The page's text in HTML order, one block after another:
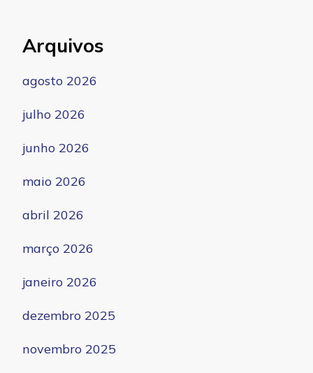
Arquivos
agosto 2026
julho 2026
junho 2026
maio 2026
abril 2026
março 2026
janeiro 2026
dezembro 2025
novembro 2025